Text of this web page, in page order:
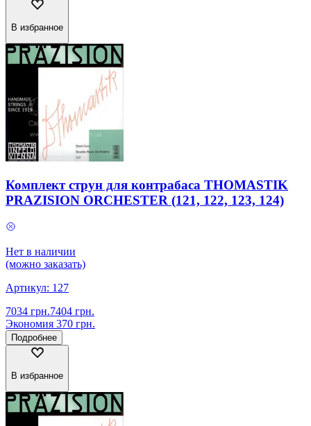
В избранное
Комплект cтрун для контрабаса THOMASTIK
PRAZISION ORCHESTER (121, 122, 123, 124)
Нет в наличии
(можно заказать)
Артикул: 127
7034 грн.7404 грн.
Экономия 370 грн.
Подробнее
В избранное